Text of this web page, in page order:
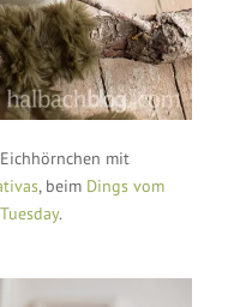
mit
, beim Dings vom
.